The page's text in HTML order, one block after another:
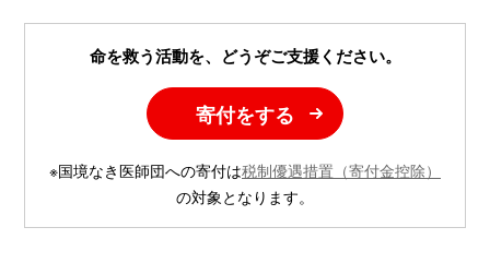
命を救う活動を、どうぞご支援ください。
寄付をする
※国境なき医師団への寄付は税制優遇措置（寄付金控除）
の対象となります。